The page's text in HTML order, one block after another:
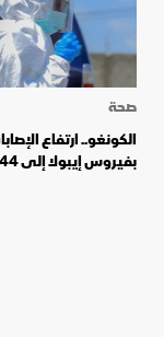
صحة
الكونغو.. ارتفاع
بفيروس إيبولا إلى 544 حالة